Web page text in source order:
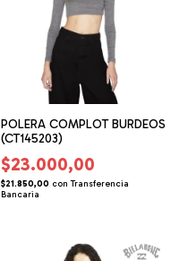
POLERA COMPLOT BURDEOS
(CT145203)
$23.000,00
$21.850,00 con Transferencia
Bancaria